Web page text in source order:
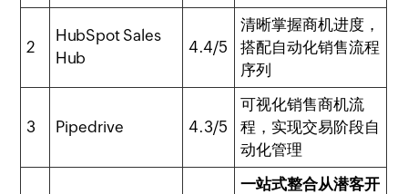
2
HubSpot Sales
Hub
4.4/5
清晰掌握商机进度，
搭配自动化销售流程
序列
3 Pipedrive 4.3/5
可视化销售商机流
程，实现交易阶段自
动化管理
一站式整合从潜客开